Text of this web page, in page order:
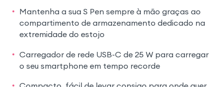
Mantenha a sua S Pen sempre à mão graças ao
compartimento de armazenamento dedicado na
extremidade do estojo
Carregador de rede USB-C de 25 W para carregar
o seu smartphone em tempo recorde